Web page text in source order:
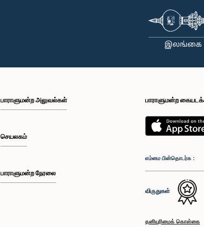
பாராளுமன்ற அலுவல்கள்
செயலகம்
பாராளுமன்ற நேரலை
பாராளுமன்ற
எம்மை பின்தொடர்க :
விருதுகள்
தனியுரிமைக் கொள்கை